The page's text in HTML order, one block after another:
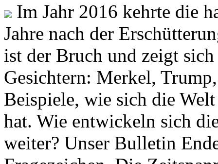
Im Jahr 2016 kehrte die
Jahre nach der
ist der Bruch und zeigt
Gesichtern: Merkel,
Beispiele, wie sich die
hat. Wie entwickeln sich
weiter? Unser Bulletin